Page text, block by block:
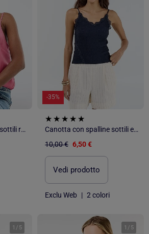
Canotta con spalline sottili regolabili e collo in pizzo
-35%
Canotta con spalline sottili e pizzo
10,00 € 6,50 €
Vedi prodotto
Exclu Web | 2 colori
1 / 5 1 / 5